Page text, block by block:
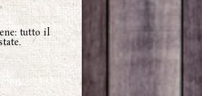
tutto il